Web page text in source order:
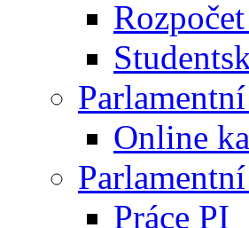
Online
Práce PI